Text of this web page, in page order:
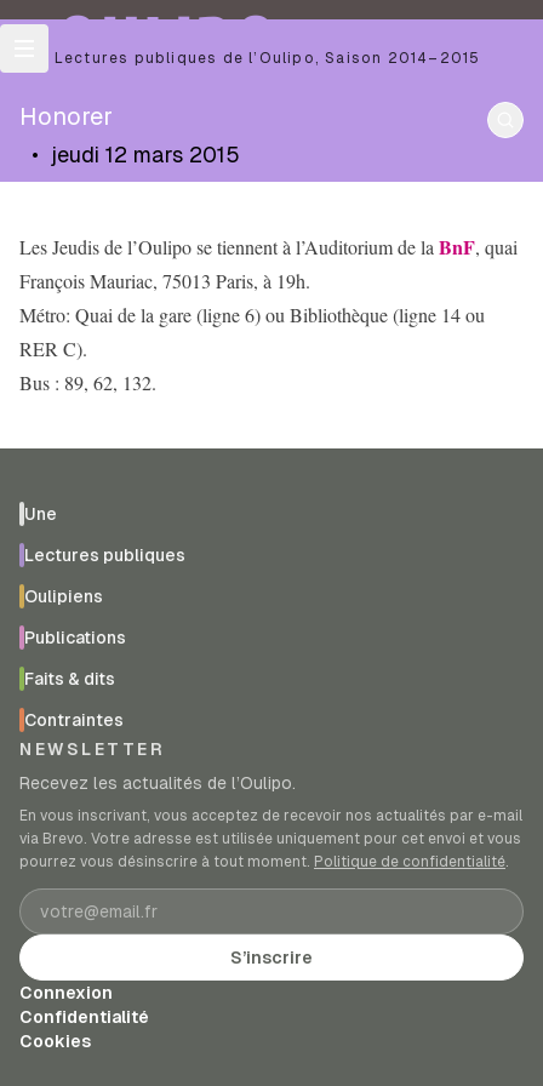
OULIPO
Les Lectures publiques de l’Oulipo ,Saison 2014–2015
Honorer
• jeudi 12 mars 2015
Les Jeudis de l’Oulipo se tiennent à l’Auditorium de la BnF, quai
François Mauriac, 75013 Paris, à 19h.
Métro: Quai de la gare (ligne 6) ou Bibliothèque (ligne 14 ou
RER C).
Bus : 89, 62, 132.
Une
Lectures publiques
Oulipiens
Publications
Faits & dits
Contraintes
NEWSLETTER
Recevez les actualités de l’Oulipo.
En vous inscrivant, vous acceptez de recevoir nos actualités par e-mail
via Brevo. Votre adresse est utilisée uniquement pour cet envoi et vous
pourrez vous désinscrire à tout moment. Politique de confidentialité.
Adresse e-mail
S’inscrire
Connexion
Confidentialité
Cookies